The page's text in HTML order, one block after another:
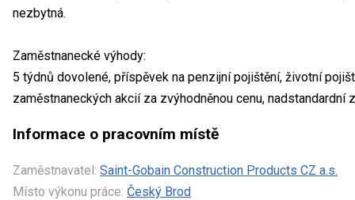
nezbytná.
Zaměstnanecké výhody:
5 týdnů dovolené, příspěvek na penzijní pojištění, životní
zaměstnaneckých akcií za zvýhodněnou cenu, nadstandardní
Informace o pracovním místě
Zaměstnavatel: Saint-Gobain Construction Products CZ a.s.
Místo výkonu práce: Český Brod